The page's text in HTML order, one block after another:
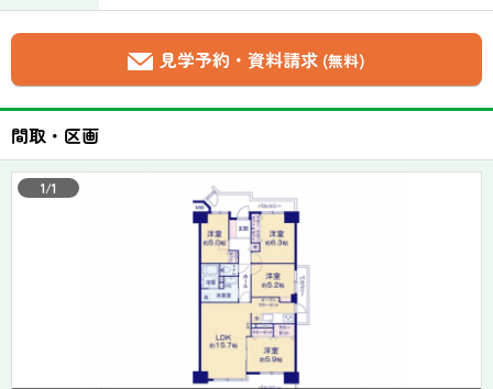
見学予約・資料請求 (無料)
間取・区画
1/1